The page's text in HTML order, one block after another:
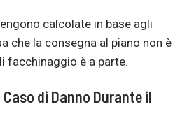
calcolate in base agli
che la consegna al piano non è
facchinaggio è a parte.
di Danno Durante il